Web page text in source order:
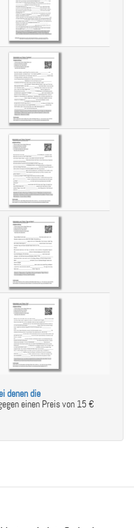
denen die
einen Preis von 15 €